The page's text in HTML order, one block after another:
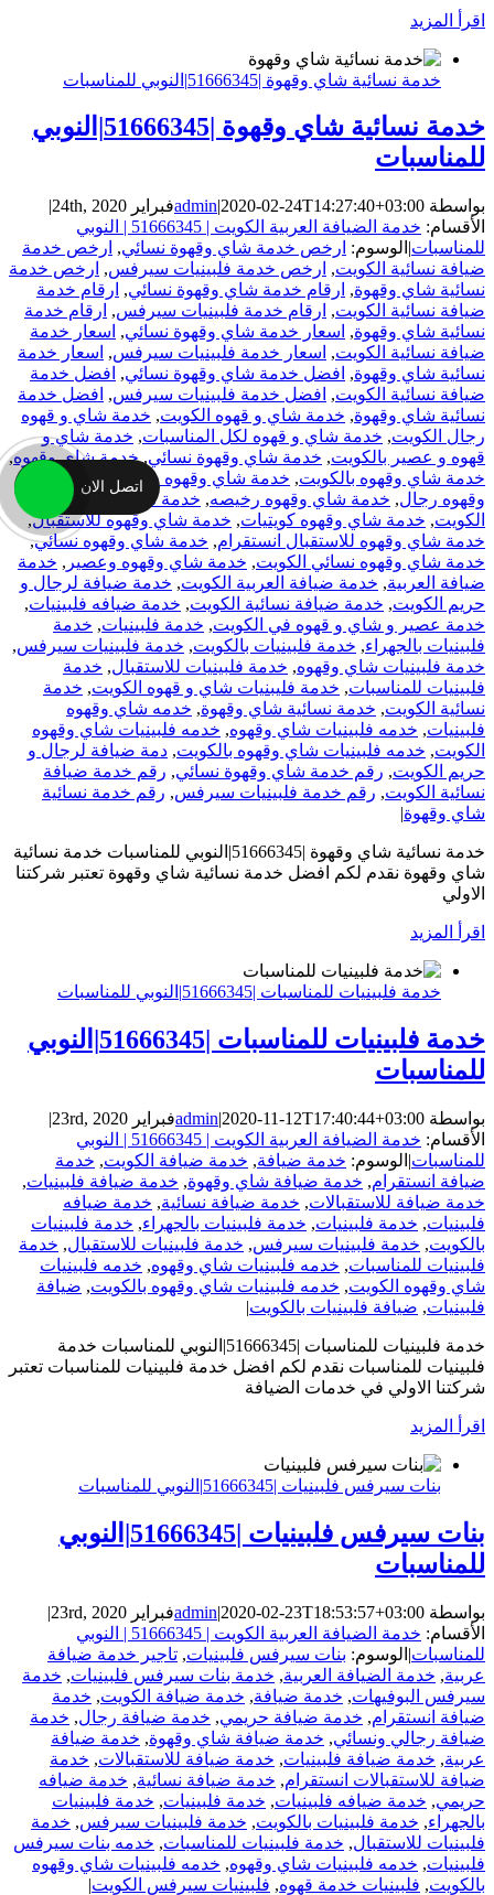
‫اقرأ المزيد
خدمة نسائية شاي وقهوة |51666345|النوبي للمناسبات
خدمة نسائية شاي وقهوة |51666345|النوبي
للمناسبات
بواسطة admin|2020-02-24T14:27:40+03:00 فبراير 24th, 2020
|
الأقسام:
خدمة الضيافة العربية الكويت | 51666345 | النوبي
للمناسبات| الوسوم: ارخص خدمة شاي وقهوة نسائي, ارخص خدمة
ضيافة نسائية الكويت, ارخص خدمة فلبينيات سيرفس, ارخص خدمة
نسائية شاي وقهوة, ارقام خدمة شاي وقهوة نسائي, ارقام خدمة
ضيافة نسائية الكويت, ارقام خدمة فلبينيات سيرفس, ارقام خدمة
نسائية شاي وقهوة, اسعار خدمة شاي وقهوة نسائي, اسعار خدمة
ضيافة نسائية الكويت, اسعار خدمة فلبينيات سيرفس, اسعار خدمة
نسائية شاي وقهوة, افضل خدمة شاي وقهوة نسائي, افضل خدمة
ضيافة نسائية الكويت, افضل خدمة فلبينيات سيرفس, افضل خدمة
نسائية شاي وقهوة, خدمة شاي و قهوه الكويت, خدمة شاي و قهوه
رجال الكويت, خدمة شاي و قهوه لكل المناسبات, خدمة شاي و
قهوه و عصير بالكويت, خدمة شاي وقهوة نسائي,خدمة شاي وقهوه,
خدمة شاي وقهوه بالكويت, خدمة شاي وقهوه حريمي ,خدمة شاي
وقهوه رجال, خدمة شاي وقهوه رخيصه, خدمة شاي وقهوه في
الكويت, خدمة شاي وقهوه كويتيات, خدمة شاي وقهوه للاستقبال,
خدمة شاي وقهوه للاستقبال انستقرام, خدمة شاي وقهوه نسائي,
خدمة شاي وقهوه نسائي الكويت, خدمة شاي وقهوه وعصير , خدمة
ضيافة العربية, خدمة ضيافة العربية الكويت, خدمة ضيافة لرجال و
حريم الكويت, خدمة ضيافة نسائية الكويت, خدمة ضيافه فلبينيات,
خدمة عصير و شاي و قهوه في الكويت, خدمة فلبينيات, خدمة
فلبينيات بالجهراء, خدمة فلبينيات بالكويت, خدمة فلبينيات سيرفس,
خدمة فلبينيات شاي وقهوه, خدمة فلبينيات للاستقبال, خدمة
فلبينيات للمناسبات, خدمة فليبنيات شاي و قهوه الكويت, خدمة
نسائية الكويت, خدمة نسائية شاي وقهوة, خدمه شاي وقهوه
فلبينيات, خدمه فلبينيات شاي وقهوه, خدمه فلبينيات شاي وقهوه
الكويت, خدمه فلبينيات شاي وقهوه بالكويت, دمة ضيافة لرجال و
حريم الكويت, رقم خدمة شاي وقهوة نسائي, رقم خدمة ضيافة
نسائية الكويت, رقم خدمة فلبينيات سيرفس, رقم خدمة نسائية
شاي وقهوة|
خدمة نسائية شاي وقهوة |51666345|النوبي للمناسبات خدمة نسائية
شاي وقهوة نقدم لكم افضل خدمة نسائية شاي وقهوة تعتبر شركتنا
الاولي
‫اقرأ المزيد
خدمة فلبينيات للمناسبات |51666345|النوبي للمناسبات
خدمة فلبينيات للمناسبات |51666345|النوبي
للمناسبات
بواسطة admin|2020-11-12T17:40:44+03:00 فبراير 23rd, 2020
|
الأقسام:
خدمة الضيافة العربية الكويت | 51666345 | النوبي
للمناسبات| الوسوم: خدمة ضيافة, خدمة ضيافة الكويت, خدمة
ضيافة انستقرام, خدمة ضيافة شاي وقهوة, خدمة ضيافة فلبينيات,
خدمة ضيافة للاستقبالات, خدمة ضيافة نسائية, خدمة ضيافه
فلبينيات, خدمة فلبينيات, خدمة فلبينيات بالجهراء, خدمة فلبينيات
بالكويت, خدمة فلبينيات سيرفس, خدمة فلبينيات للاستقبال, خدمة
فلبينيات للمناسبات, خدمه فلبينيات شاي وقهوه, خدمه فلبينيات
شاي وقهوه الكويت, خدمه فلبينيات شاي وقهوه بالكويت, ضيافة
فلبينيات, ضيافة فلبينيات بالكويت|
خدمة فلبينيات للمناسبات |51666345|النوبي للمناسبات خدمة
فلبينيات للمناسبات نقدم لكم افضل خدمة فلبينيات للمناسبات تعتبر
شركتنا الاولي في خدمات الضيافة
‫اقرأ المزيد
بنات سيرفس فلبينيات |51666345|النوبي للمناسبات
بنات سيرفس فلبينيات |51666345|النوبي
للمناسبات
بواسطة admin|2020-02-23T18:53:57+03:00 فبراير 23rd, 2020
|
الأقسام:
خدمة الضيافة العربية الكويت | 51666345 | النوبي
للمناسبات| الوسوم: بنات سيرفس فلبينيات, تاجير خدمة ضيافة
عربية, خدمة الضيافة العربية, خدمة بنات سيرفس فلبينيات, خدمة
سيرفس البوفيهات, خدمة ضيافة, خدمة ضيافة الكويت, خدمة
ضيافة انستقرام, خدمة ضيافة حريمي, خدمة ضيافة رجال, خدمة
ضيافة رجالي ونسائي, خدمة ضيافة شاي وقهوة, خدمة ضيافة
عربية, خدمة ضيافة فلبينيات, خدمة ضيافة للاستقبالات, خدمة
ضيافة للاستقبالات انستقرام, خدمة ضيافة نسائية, خدمة ضيافه
حريمي, خدمة ضيافه فلبينيات, خدمة فلبينيات, خدمة فلبينيات
بالجهراء, خدمة فلبينيات بالكويت, خدمة فلبينيات سيرفس, خدمة
فلبينيات للاستقبال, خدمة فلبينيات للمناسبات, خدمه بنات سيرفس
فلبينيات, خدمه فلبينيات شاي وقهوه, خدمه فلبينيات شاي وقهوه
بالكويت, فلبينيات خدمة قهوه, فلبينيات سيرفس الكويت|
اتصل الان